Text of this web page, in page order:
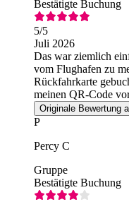
Bestätigte Buchung
5/5
Juli 2026
Das war ziemlich
vom Flughafen zu
Rückfahrkarte
meinen QR-Code
Würde ich wieder
Originale Bewertung
P
Percy C
Gruppe
Bestätigte Buchung